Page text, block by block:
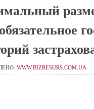
WWW.BIZRESURS.COM.UA